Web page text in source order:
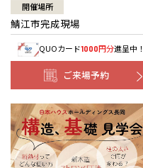
開催場所
鯖江市完成現場
QUOカード1000円分進呈中！
ご来場予約